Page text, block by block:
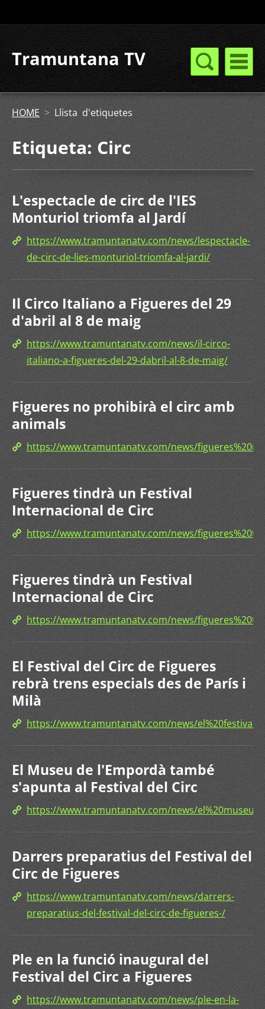
Tramuntana TV
HOME > Llista d'etiquetes
Etiqueta: Circ
L'espectacle de circ de l'IES
Monturiol triomfa al Jardí
https://www.tramuntanatv.com/news/lespectacle-
de-circ-de-lies-monturiol-triomfa-al-jardi/
Il Circo Italiano a Figueres del 29
d'abril al 8 de maig
https://www.tramuntanatv.com/news/il-circo-
italiano-a-figueres-del-29-dabril-al-8-de-maig/
Figueres no prohibirà el circ amb
animals
https://www.tramuntanatv.com/news/
Figueres tindrà un Festival
Internacional de Circ
https://www.tramuntanatv.com/news/
Figueres tindrà un Festival
Internacional de Circ
https://www.tramuntanatv.com/news/
El Festival del Circ de Figueres
rebrà trens especials des de París i
Milà
https://www.tramuntanatv.com/news/
El Museu de l'Empordà també
s'apunta al Festival del Circ
https://www.tramuntanatv.com/news/
Darrers preparatius del Festival del
Circ de Figueres
https://www.tramuntanatv.com/news/darrers-
preparatius-del-festival-del-circ-de-figueres-/
Ple en la funció inaugural del
Festival del Circ a Figueres
https://www.tramuntanatv.com/news/ple-en-la-